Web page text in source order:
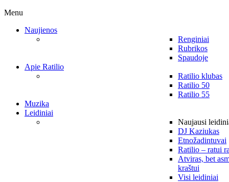
Menu
Naujienos
Renginiai
Rubrikos
Spaudoje
Apie Ratilio
Ratilio klubas
Ratilio 50
Ratilio 55
Muzika
Leidiniai
Naujausi
DJ Kaziukas
Etnožadintuvai
Ratilio – ratui
Atviras, bet
kraštui
Visi leidiniai